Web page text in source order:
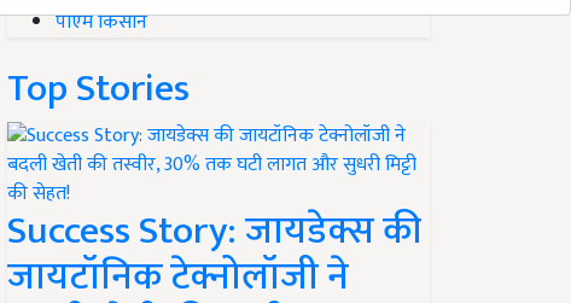
पीएम किसान
Top Stories
Success Story: जायडेक्स की
जायटॉनिक टेक्नोलॉजी ने